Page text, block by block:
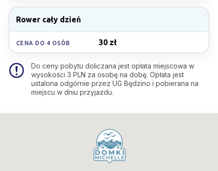
Rower cały dzień
CENA DO 4 OSÓB 30 zł
Do ceny pobytu doliczana jest opłata miejscowa w
wysokości 3 PLN za osobę na dobę. Opłata jest
ustalona odgórnie przez UG Będzino i pobierana na
miejscu w dniu przyjazdu.